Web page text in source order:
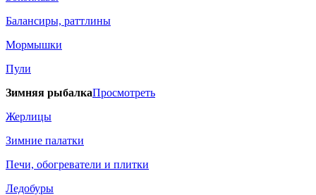
Балансиры, раттлины
Мормышки
Пули
Зимняя рыбалкаПросмотреть
Жерлицы
Зимние палатки
Печи, обогреватели и плитки
Ледобуры